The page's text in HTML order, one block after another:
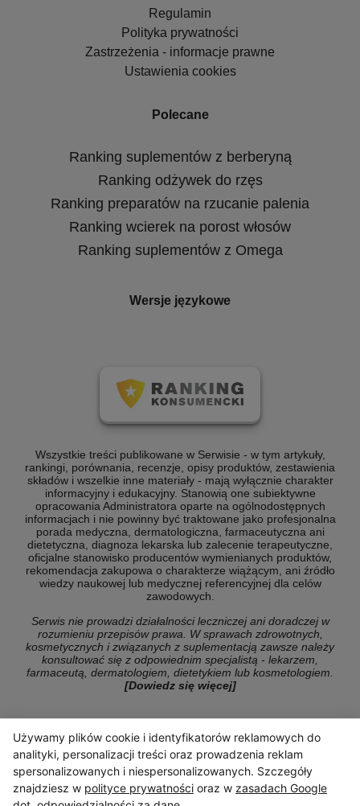
Regulamin
Polityka prywatności
Zastrzeżenia - informacje prawne
Ustawienia cookies
Polecane
Ranking suplementów z berberyną
Ranking odżywek do rzęs
Ranking preparatów na rzucanie palenia
Ranking wcierek na porost włosów
Ranking suplementów z Omega
Wersje językowe
Wszystkie treści publikowane w Serwisie - w tym artykuły,
rankingi, porównania, recenzje, opisy produktów, zestawienia
składów i wszelkie inne materiały - mają wyłącznie charakter
informacyjny i edukacyjny. Stanowią one subiektywne
opracowania Administratora oparte na ogólnodostępnych
informacjach i nie powinny być traktowane jako profesjonalna
porada medyczna, dermatologiczna, farmaceutyczna ani
dietetyczna, diagnoza lekarska lub zalecenie terapeutyczne,
oficjalne stanowisko producentów wymienianych produktów,
rekomendacja zakupowa o charakterze wiążącym, ani źródło
wiedzy naukowej lub medycznej referencyjnej dla celów
zawodowych.
Serwis nie prowadzi działalności leczniczej ani doradczej w
rozumieniu przepisów prawa. W sprawach zdrowotnych,
kosmetycznych i związanych z suplementacją zawsze należy
konsultować się z odpowiednim specjalistą - lekarzem,
farmaceutą, dermatologiem, dietetykiem lub kosmetologiem.
[Dowiedz się więcej]
© Copyright 2026 ranking-konsumencki.pl
Używamy plików cookie i identyfikatorów reklamowych do
analityki, personalizacji treści oraz prowadzenia reklam
spersonalizowanych i niespersonalizowanych. Szczegóły
znajdziesz w polityce prywatności oraz w zasadach Google